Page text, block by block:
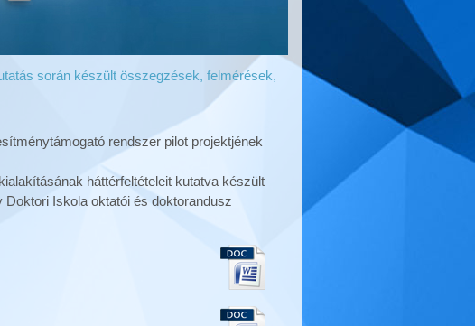
során készült összegzések, felmérések,
rendszer pilot projektjének
háttérfeltételeit kutatva készült
Iskola oktatói és doktorandusz